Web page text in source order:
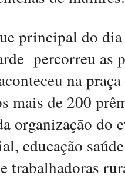
principal do
percorreu as
na
mais de 200
organização do
educação
trabalhadoras